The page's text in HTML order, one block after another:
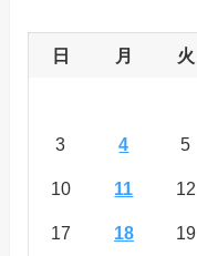
日 月 火
3 4 5
10 11 12
17 18 19